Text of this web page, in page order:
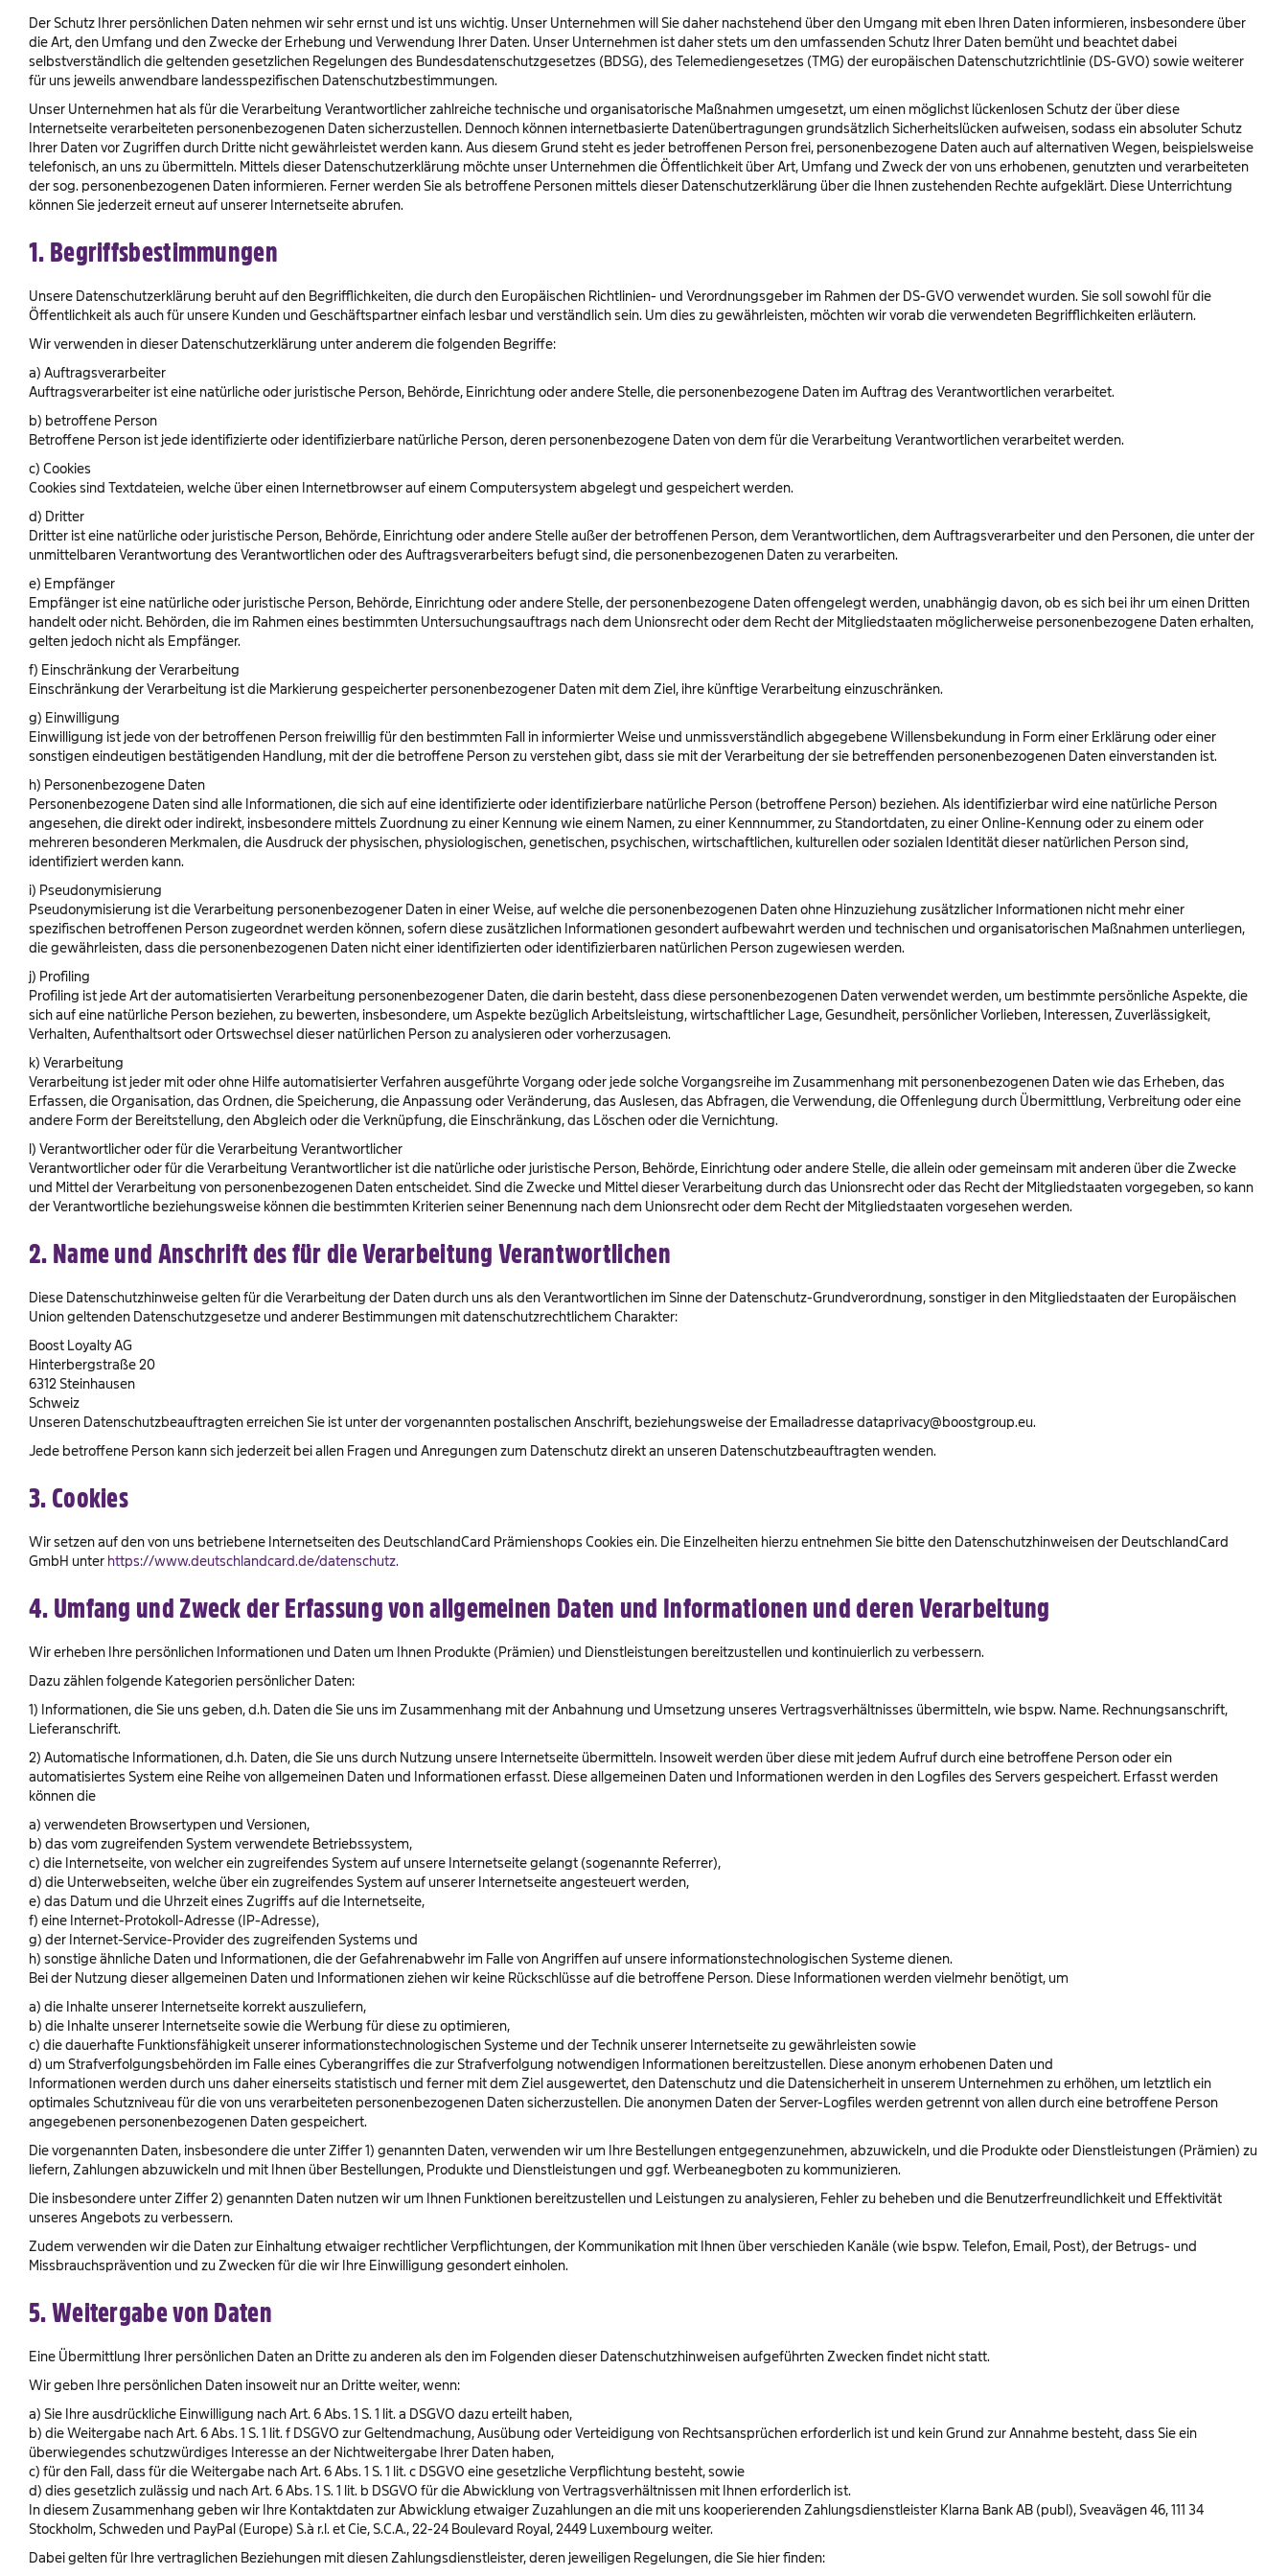
Der Schutz Ihrer persönlichen Daten nehmen wir sehr ernst und ist uns wichtig. Unser Unternehmen will Sie daher nachstehend über den Umgang mit eben Ihren Daten informieren, insbesondere über
die Art, den Umfang und den Zwecke der Erhebung und Verwendung Ihrer Daten. Unser Unternehmen ist daher stets um den umfassenden Schutz Ihrer Daten bemüht und beachtet dabei
selbstverständlich die geltenden gesetzlichen Regelungen des Bundesdatenschutzgesetzes (BDSG), des Telemediengesetzes (TMG) der europäischen Datenschutzrichtlinie (DS-GVO) sowie weiterer
für uns jeweils anwendbare landesspezifischen Datenschutzbestimmungen.
Unser Unternehmen hat als für die Verarbeitung Verantwortlicher zahlreiche technische und organisatorische Maßnahmen umgesetzt, um einen möglichst lückenlosen Schutz der über diese
Internetseite verarbeiteten personenbezogenen Daten sicherzustellen. Dennoch können internetbasierte Datenübertragungen grundsätzlich Sicherheitslücken aufweisen, sodass ein absoluter Schutz
Ihrer Daten vor Zugriffen durch Dritte nicht gewährleistet werden kann. Aus diesem Grund steht es jeder betroffenen Person frei, personenbezogene Daten auch auf alternativen Wegen, beispielsweise
telefonisch, an uns zu übermitteln. Mittels dieser Datenschutzerklärung möchte unser Unternehmen die Öffentlichkeit über Art, Umfang und Zweck der von uns erhobenen, genutzten und verarbeiteten
der sog. personenbezogenen Daten informieren. Ferner werden Sie als betroffene Personen mittels dieser Datenschutzerklärung über die Ihnen zustehenden Rechte aufgeklärt. Diese Unterrichtung
können Sie jederzeit erneut auf unserer Internetseite abrufen.
1. Begriffsbestimmungen
Unsere Datenschutzerklärung beruht auf den Begrifflichkeiten, die durch den Europäischen Richtlinien- und Verordnungsgeber im Rahmen der DS-GVO verwendet wurden. Sie soll sowohl für die
Öffentlichkeit als auch für unsere Kunden und Geschäftspartner einfach lesbar und verständlich sein. Um dies zu gewährleisten, möchten wir vorab die verwendeten Begrifflichkeiten erläutern.
Wir verwenden in dieser Datenschutzerklärung unter anderem die folgenden Begriffe:
a) Auftragsverarbeiter
Auftragsverarbeiter ist eine natürliche oder juristische Person, Behörde, Einrichtung oder andere Stelle, die personenbezogene Daten im Auftrag des Verantwortlichen verarbeitet.
b) betroffene Person
Betroffene Person ist jede identifizierte oder identifizierbare natürliche Person, deren personenbezogene Daten von dem für die Verarbeitung Verantwortlichen verarbeitet werden.
c) Cookies
Cookies sind Textdateien, welche über einen Internetbrowser auf einem Computersystem abgelegt und gespeichert werden.
d) Dritter
Dritter ist eine natürliche oder juristische Person, Behörde, Einrichtung oder andere Stelle außer der betroffenen Person, dem Verantwortlichen, dem Auftragsverarbeiter und den Personen, die unter der
unmittelbaren Verantwortung des Verantwortlichen oder des Auftragsverarbeiters befugt sind, die personenbezogenen Daten zu verarbeiten.
e) Empfänger
Empfänger ist eine natürliche oder juristische Person, Behörde, Einrichtung oder andere Stelle, der personenbezogene Daten offengelegt werden, unabhängig davon, ob es sich bei ihr um einen Dritten
handelt oder nicht. Behörden, die im Rahmen eines bestimmten Untersuchungsauftrags nach dem Unionsrecht oder dem Recht der Mitgliedstaaten möglicherweise personenbezogene Daten erhalten,
gelten jedoch nicht als Empfänger.
f) Einschränkung der Verarbeitung
Einschränkung der Verarbeitung ist die Markierung gespeicherter personenbezogener Daten mit dem Ziel, ihre künftige Verarbeitung einzuschränken.
g) Einwilligung
Einwilligung ist jede von der betroffenen Person freiwillig für den bestimmten Fall in informierter Weise und unmissverständlich abgegebene Willensbekundung in Form einer Erklärung oder einer
sonstigen eindeutigen bestätigenden Handlung, mit der die betroffene Person zu verstehen gibt, dass sie mit der Verarbeitung der sie betreffenden personenbezogenen Daten einverstanden ist.
h) Personenbezogene Daten
Personenbezogene Daten sind alle Informationen, die sich auf eine identifizierte oder identifizierbare natürliche Person (betroffene Person) beziehen. Als identifizierbar wird eine natürliche Person
angesehen, die direkt oder indirekt, insbesondere mittels Zuordnung zu einer Kennung wie einem Namen, zu einer Kennnummer, zu Standortdaten, zu einer Online-Kennung oder zu einem oder
mehreren besonderen Merkmalen, die Ausdruck der physischen, physiologischen, genetischen, psychischen, wirtschaftlichen, kulturellen oder sozialen Identität dieser natürlichen Person sind,
identifiziert werden kann.
i) Pseudonymisierung
Pseudonymisierung ist die Verarbeitung personenbezogener Daten in einer Weise, auf welche die personenbezogenen Daten ohne Hinzuziehung zusätzlicher Informationen nicht mehr einer
spezifischen betroffenen Person zugeordnet werden können, sofern diese zusätzlichen Informationen gesondert aufbewahrt werden und technischen und organisatorischen Maßnahmen unterliegen,
die gewährleisten, dass die personenbezogenen Daten nicht einer identifizierten oder identifizierbaren natürlichen Person zugewiesen werden.
j) Profiling
Profiling ist jede Art der automatisierten Verarbeitung personenbezogener Daten, die darin besteht, dass diese personenbezogenen Daten verwendet werden, um bestimmte persönliche Aspekte, die
sich auf eine natürliche Person beziehen, zu bewerten, insbesondere, um Aspekte bezüglich Arbeitsleistung, wirtschaftlicher Lage, Gesundheit, persönlicher Vorlieben, Interessen, Zuverlässigkeit,
Verhalten, Aufenthaltsort oder Ortswechsel dieser natürlichen Person zu analysieren oder vorherzusagen.
k) Verarbeitung
Verarbeitung ist jeder mit oder ohne Hilfe automatisierter Verfahren ausgeführte Vorgang oder jede solche Vorgangsreihe im Zusammenhang mit personenbezogenen Daten wie das Erheben, das
Erfassen, die Organisation, das Ordnen, die Speicherung, die Anpassung oder Veränderung, das Auslesen, das Abfragen, die Verwendung, die Offenlegung durch Übermittlung, Verbreitung oder eine
andere Form der Bereitstellung, den Abgleich oder die Verknüpfung, die Einschränkung, das Löschen oder die Vernichtung.
l) Verantwortlicher oder für die Verarbeitung Verantwortlicher
Verantwortlicher oder für die Verarbeitung Verantwortlicher ist die natürliche oder juristische Person, Behörde, Einrichtung oder andere Stelle, die allein oder gemeinsam mit anderen über die Zwecke
und Mittel der Verarbeitung von personenbezogenen Daten entscheidet. Sind die Zwecke und Mittel dieser Verarbeitung durch das Unionsrecht oder das Recht der Mitgliedstaaten vorgegeben, so kann
der Verantwortliche beziehungsweise können die bestimmten Kriterien seiner Benennung nach dem Unionsrecht oder dem Recht der Mitgliedstaaten vorgesehen werden.
2. Name und Anschrift des für die Verarbeitung Verantwortlichen
Diese Datenschutzhinweise gelten für die Verarbeitung der Daten durch uns als den Verantwortlichen im Sinne der Datenschutz-Grundverordnung, sonstiger in den Mitgliedstaaten der Europäischen
Union geltenden Datenschutzgesetze und anderer Bestimmungen mit datenschutzrechtlichem Charakter:
Boost Loyalty AG
Hinterbergstraße 20
6312 Steinhausen
Schweiz
Unseren Datenschutzbeauftragten erreichen Sie ist unter der vorgenannten postalischen Anschrift, beziehungsweise der Emailadresse dataprivacy@boostgroup.eu.
Jede betroffene Person kann sich jederzeit bei allen Fragen und Anregungen zum Datenschutz direkt an unseren Datenschutzbeauftragten wenden.
3. Cookies
Wir setzen auf den von uns betriebene Internetseiten des DeutschlandCard Prämienshops Cookies ein. Die Einzelheiten hierzu entnehmen Sie bitte den Datenschutzhinweisen der DeutschlandCard
GmbH unter https://www.deutschlandcard.de/datenschutz.
4. Umfang und Zweck der Erfassung von allgemeinen Daten und Informationen und deren Verarbeitung
Wir erheben Ihre persönlichen Informationen und Daten um Ihnen Produkte (Prämien) und Dienstleistungen bereitzustellen und kontinuierlich zu verbessern.
Dazu zählen folgende Kategorien persönlicher Daten:
1) Informationen, die Sie uns geben, d.h. Daten die Sie uns im Zusammenhang mit der Anbahnung und Umsetzung unseres Vertragsverhältnisses übermitteln, wie bspw. Name. Rechnungsanschrift,
Lieferanschrift.
2) Automatische Informationen, d.h. Daten, die Sie uns durch Nutzung unsere Internetseite übermitteln. Insoweit werden über diese mit jedem Aufruf durch eine betroffene Person oder ein
automatisiertes System eine Reihe von allgemeinen Daten und Informationen erfasst. Diese allgemeinen Daten und Informationen werden in den Logfiles des Servers gespeichert. Erfasst werden
können die
a) verwendeten Browsertypen und Versionen,
b) das vom zugreifenden System verwendete Betriebssystem,
c) die Internetseite, von welcher ein zugreifendes System auf unsere Internetseite gelangt (sogenannte Referrer),
d) die Unterwebseiten, welche über ein zugreifendes System auf unserer Internetseite angesteuert werden,
e) das Datum und die Uhrzeit eines Zugriffs auf die Internetseite,
f) eine Internet-Protokoll-Adresse (IP-Adresse),
g) der Internet-Service-Provider des zugreifenden Systems und
h) sonstige ähnliche Daten und Informationen, die der Gefahrenabwehr im Falle von Angriffen auf unsere informationstechnologischen Systeme dienen.
Bei der Nutzung dieser allgemeinen Daten und Informationen ziehen wir keine Rückschlüsse auf die betroffene Person. Diese Informationen werden vielmehr benötigt, um
a) die Inhalte unserer Internetseite korrekt auszuliefern,
b) die Inhalte unserer Internetseite sowie die Werbung für diese zu optimieren,
c) die dauerhafte Funktionsfähigkeit unserer informationstechnologischen Systeme und der Technik unserer Internetseite zu gewährleisten sowie
d) um Strafverfolgungsbehörden im Falle eines Cyberangriffes die zur Strafverfolgung notwendigen Informationen bereitzustellen. Diese anonym erhobenen Daten und
Informationen werden durch uns daher einerseits statistisch und ferner mit dem Ziel ausgewertet, den Datenschutz und die Datensicherheit in unserem Unternehmen zu erhöhen, um letztlich ein
optimales Schutzniveau für die von uns verarbeiteten personenbezogenen Daten sicherzustellen. Die anonymen Daten der Server-Logfiles werden getrennt von allen durch eine betroffene Person
angegebenen personenbezogenen Daten gespeichert.
Die vorgenannten Daten, insbesondere die unter Ziffer 1) genannten Daten, verwenden wir um Ihre Bestellungen entgegenzunehmen, abzuwickeln, und die Produkte oder Dienstleistungen (Prämien) zu
liefern, Zahlungen abzuwickeln und mit Ihnen über Bestellungen, Produkte und Dienstleistungen und ggf. Werbeanegboten zu kommunizieren.
Die insbesondere unter Ziffer 2) genannten Daten nutzen wir um Ihnen Funktionen bereitzustellen und Leistungen zu analysieren, Fehler zu beheben und die Benutzerfreundlichkeit und Effektivität
unseres Angebots zu verbessern.
Zudem verwenden wir die Daten zur Einhaltung etwaiger rechtlicher Verpflichtungen, der Kommunikation mit Ihnen über verschieden Kanäle (wie bspw. Telefon, Email, Post), der Betrugs- und
Missbrauchsprävention und zu Zwecken für die wir Ihre Einwilligung gesondert einholen.
5. Weitergabe von Daten
Eine Übermittlung Ihrer persönlichen Daten an Dritte zu anderen als den im Folgenden dieser Datenschutzhinweisen aufgeführten Zwecken findet nicht statt.
Wir geben Ihre persönlichen Daten insoweit nur an Dritte weiter, wenn:
a) Sie Ihre ausdrückliche Einwilligung nach Art. 6 Abs. 1 S. 1 lit. a DSGVO dazu erteilt haben,
b) die Weitergabe nach Art. 6 Abs. 1 S. 1 lit. f DSGVO zur Geltendmachung, Ausübung oder Verteidigung von Rechtsansprüchen erforderlich ist und kein Grund zur Annahme besteht, dass Sie ein
überwiegendes schutzwürdiges Interesse an der Nichtweitergabe Ihrer Daten haben,
c) für den Fall, dass für die Weitergabe nach Art. 6 Abs. 1 S. 1 lit. c DSGVO eine gesetzliche Verpflichtung besteht, sowie
d) dies gesetzlich zulässig und nach Art. 6 Abs. 1 S. 1 lit. b DSGVO für die Abwicklung von Vertragsverhältnissen mit Ihnen erforderlich ist.
In diesem Zusammenhang geben wir Ihre Kontaktdaten zur Abwicklung etwaiger Zuzahlungen an die mit uns kooperierenden Zahlungsdienstleister Klarna Bank AB (publ), Sveavägen 46, 111 34
Stockholm, Schweden und PayPal (Europe) S.à r.l. et Cie, S.C.A., 22-24 Boulevard Royal, 2449 Luxembourg weiter.
Dabei gelten für Ihre vertraglichen Beziehungen mit diesen Zahlungsdienstleister, deren jeweiligen Regelungen, die Sie hier finden: